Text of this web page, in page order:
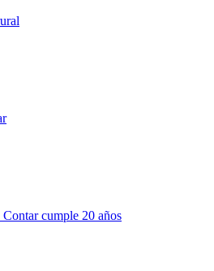
cumple 20 años